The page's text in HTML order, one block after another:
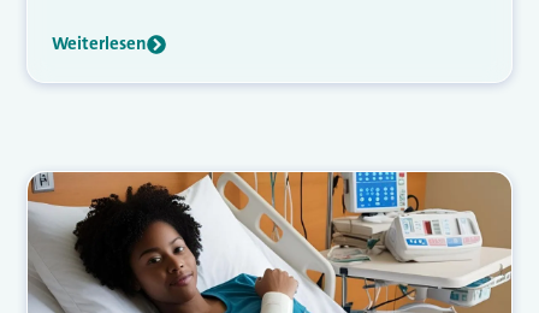
Weiterlesen